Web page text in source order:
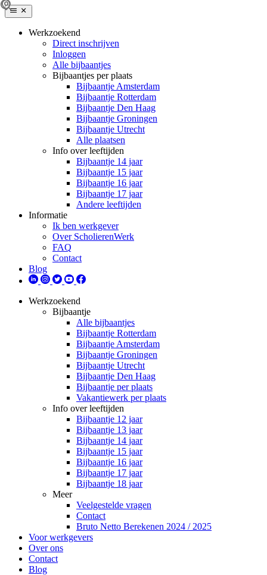
Werkzoekend
Direct inschrijven
Inloggen
Alle bijbaantjes
Bijbaantjes per plaats
Bijbaantje Amsterdam
Bijbaantje Rotterdam
Bijbaantje Den Haag
Bijbaantje Groningen
Bijbaantje Utrecht
Alle plaatsen
Info over leeftijden
Bijbaantje 14 jaar
Bijbaantje 15 jaar
Bijbaantje 16 jaar
Bijbaantje 17 jaar
Andere leeftijden
Informatie
Ik ben werkgever
Over ScholierenWerk
FAQ
Contact
Blog
Werkzoekend
Bijbaantje
Alle bijbaantjes
Bijbaantje Rotterdam
Bijbaantje Amsterdam
Bijbaantje Groningen
Bijbaantje Utrecht
Bijbaantje Den Haag
Bijbaantje per plaats
Vakantiewerk per plaats
Info over leeftijden
Bijbaantje 12 jaar
Bijbaantje 13 jaar
Bijbaantje 14 jaar
Bijbaantje 15 jaar
Bijbaantje 16 jaar
Bijbaantje 17 jaar
Bijbaantje 18 jaar
Meer
Veelgestelde vragen
Contact
Bruto Netto Berekenen 2024 / 2025
Voor werkgevers
Over ons
Contact
Blog